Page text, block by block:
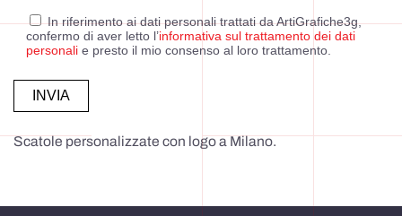
In riferimento ai dati personali trattati da ArtiGrafiche3g,
confermo di aver letto l’informativa sul trattamento dei dati
personali e presto il mio consenso al loro trattamento.
Alternative:
Scatole personalizzate con logo a Milano.